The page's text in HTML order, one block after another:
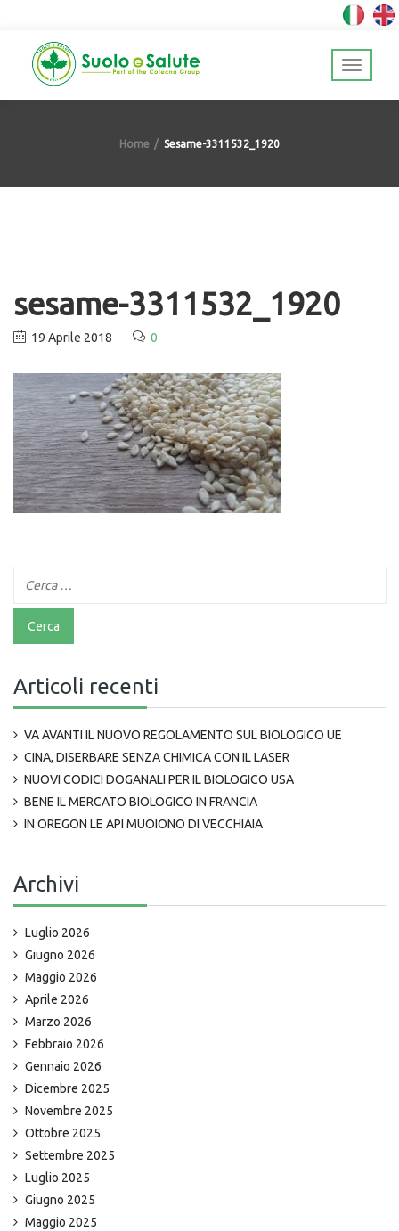
Home Sesame-3311532_1920
sesame-3311532_1920
19 Aprile 2018 0
Articoli recenti
VA AVANTI IL NUOVO REGOLAMENTO SUL BIOLOGICO UE
CINA, DISERBARE SENZA CHIMICA CON IL LASER
NUOVI CODICI DOGANALI PER IL BIOLOGICO USA
BENE IL MERCATO BIOLOGICO IN FRANCIA
IN OREGON LE API MUOIONO DI VECCHIAIA
Archivi
Luglio 2026
Giugno 2026
Maggio 2026
Aprile 2026
Marzo 2026
Febbraio 2026
Gennaio 2026
Dicembre 2025
Novembre 2025
Ottobre 2025
Settembre 2025
Luglio 2025
Giugno 2025
Maggio 2025